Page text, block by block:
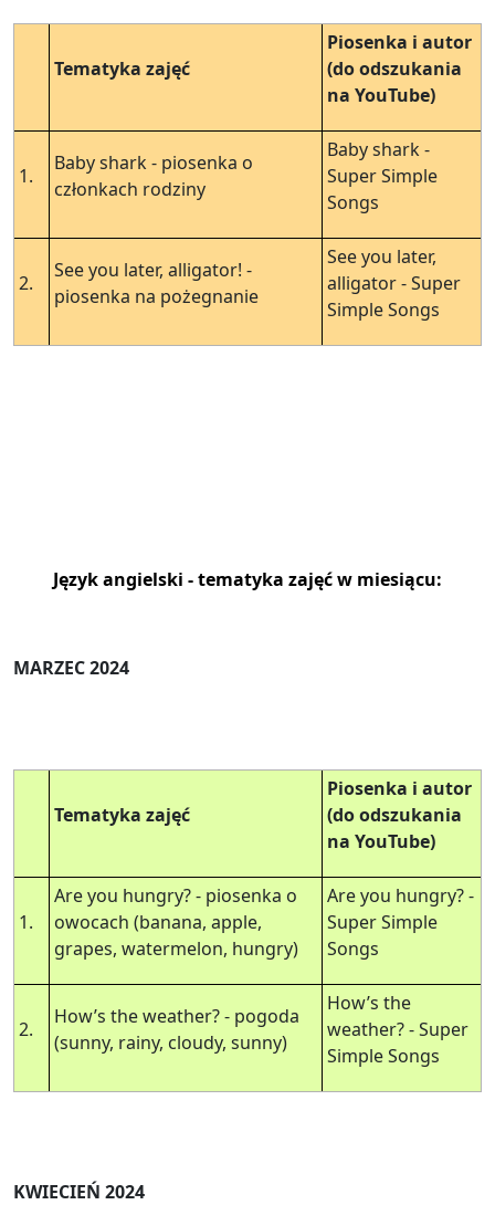
Tematyka zajęć
Piosenka i autor
(do odszukania
na YouTube)
1.
Baby shark - piosenka o
członkach rodziny
Baby shark -
Super Simple
Songs
2.
See you later, alligator! -
piosenka na pożegnanie
See you later,
alligator - Super
Simple Songs
Język angielski - tematyka zajęć w miesiącu:
MARZEC 2024
Tematyka zajęć
Piosenka i autor
(do odszukania
na YouTube)
1.
Are you hungry? - piosenka o
owocach (banana, apple,
grapes, watermelon, hungry)
Are you hungry? -
Super Simple
Songs
2.
How’s the weather? - pogoda
(sunny, rainy, cloudy, sunny)
How’s the
weather? - Super
Simple Songs
KWIECIEŃ 2024